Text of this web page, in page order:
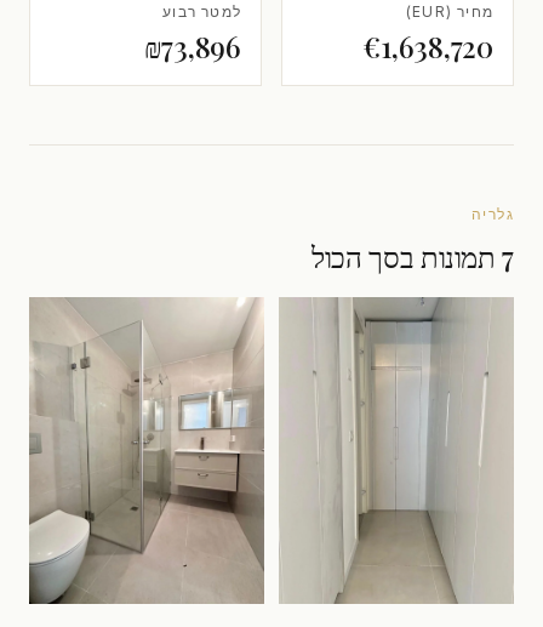
מחיר (EUR)
€1,638,720
למטר רבוע
₪73,896
גלריה
7 תמונות בסך הכול